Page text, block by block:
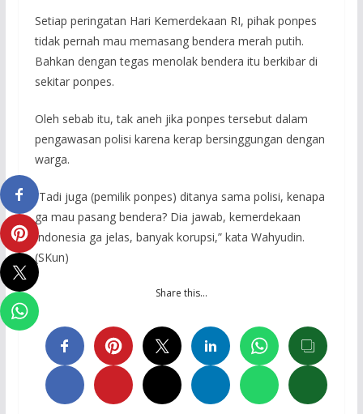
Setiap peringatan Hari Kemerdekaan RI, pihak ponpes
tidak pernah mau memasang bendera merah putih.
Bahkan dengan tegas menolak bendera itu berkibar di
sekitar ponpes.
Oleh sebab itu, tak aneh jika ponpes tersebut dalam
pengawasan polisi karena kerap bersinggungan dengan
warga.
“Tadi juga (pemilik ponpes) ditanya sama polisi, kenapa
ga mau pasang bendera? Dia jawab, kemerdekaan
Indonesia ga jelas, banyak korupsi,” kata Wahyudin.
(SKun)
Share this…